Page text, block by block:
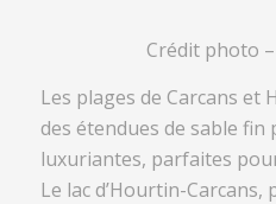
Crédit photo
Les plages de Carcans
des étendues de sable
luxuriantes, parfaites
Le lac d’Hourtin-